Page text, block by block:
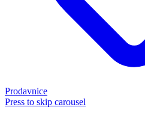
Prodavnice
Press to skip carousel